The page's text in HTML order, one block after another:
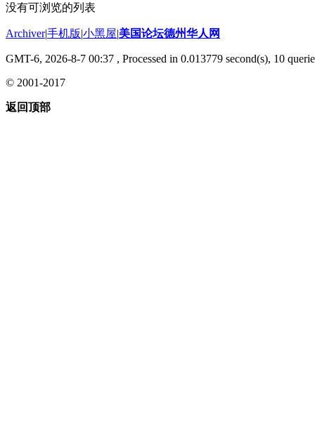
没有可浏览的列表
Archiver|手机版|小黑屋|美国论坛德州华人网
GMT-6, 2026-8-7 00:37 , Processed in 0.013779 second(s), 10
© 2001-2017
返回顶部